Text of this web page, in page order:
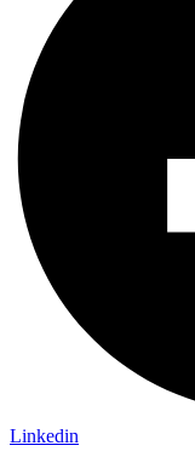
Linkedin